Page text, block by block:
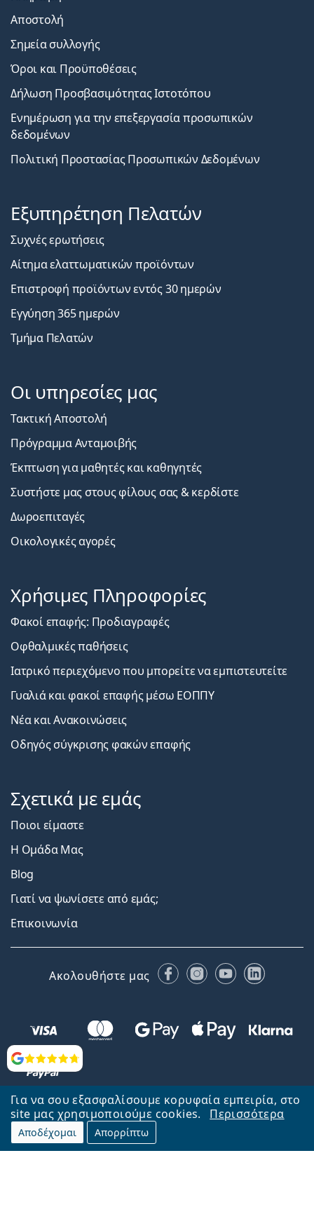
Για να σου εξασφαλίσουμε κορυφαία εμπειρία, στο
site μας χρησιμοποιούμε cookies.
Περισσότερα
Αποδέχομαι Απορρίπτω
Αξιολογήσεις
Αποστολή
Σημεία συλλογής
Όροι και Προϋποθέσεις
Δήλωση Προσβασιμότητας Ιστοτόπου
Ενημέρωση για την επεξεργασία προσωπικών
δεδομένων
Πολιτική Προστασίας Προσωπικών Δεδομένων
Εξυπηρέτηση Πελατών
Συχνές ερωτήσεις
Αίτημα ελαττωματικών προϊόντων
Επιστροφή προϊόντων εντός 30 ημερών
Εγγύηση 365 ημερών
Τμήμα Πελατών
Οι υπηρεσίες μας
Τακτική Αποστολή
Πρόγραμμα Ανταμοιβής
Έκπτωση για μαθητές και καθηγητές
Συστήστε μας στους φίλους σας & κερδίστε
Δωροεπιταγές
Οικολογικές αγορές
Χρήσιμες Πληροφορίες
Φακοί επαφής: Προδιαγραφές
Οφθαλμικές παθήσεις
Ιατρικό περιεχόμενο που μπορείτε να εμπιστευτείτε
Γυαλιά και φακοί επαφής μέσω ΕΟΠΠΥ
Νέα και Ανακοινώσεις
Οδηγός σύγκρισης φακών επαφής
Σχετικά με εμάς
Ποιοι είμαστε
Η Ομάδα Μας
Blog
Γιατί να ψωνίσετε από εμάς;
Επικοινωνία
Ακολουθήστε μας FacebookInstagram
YouTubeLinkedIn
Επιστροφή στην αρχική σελίδα